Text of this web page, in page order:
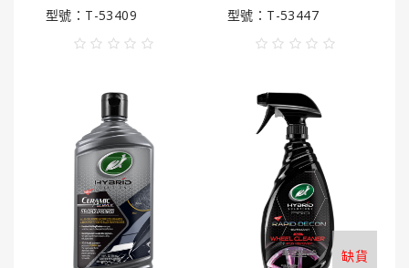
型號：T-53409
型號：T-53447
缺貨